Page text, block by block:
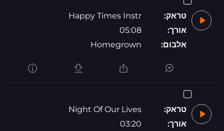
טראק:
Happy Times Instr
אורך:
05:08
אלבום:
Homegrown
טראק:
Night Of Our Lives
אורך:
03:20